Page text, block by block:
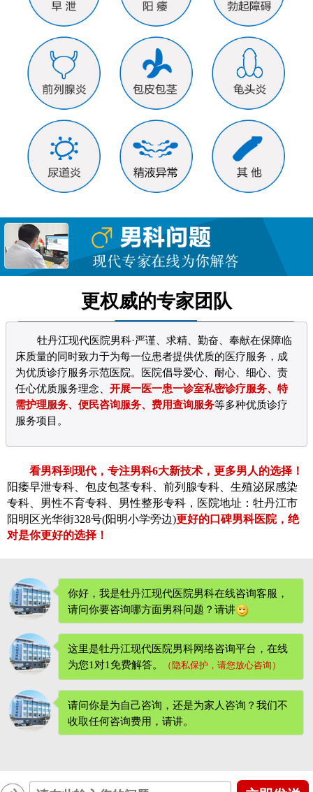
更权威的专家团队
牡丹江现代医院男科·严谨、求精、勤奋、奉献在保障临
床质量的同时致力于为每一位患者提供优质的医疗服务，成
为优质诊疗服务示范医院。医院倡导爱心、耐心、细心、责
任心优质服务理念、开展一医一患一诊室私密诊疗服务、特
需护理服务、便民咨询服务、费用查询服务等多种优质诊疗
服务项目。
看男科到现代，专注男科6大新技术，更多男人的选择！
阳痿早泄专科、包皮包茎专科、前列腺专科、生殖泌尿感染
专科、男性不育专科、男性整形专科，医院地址：牡丹江市
阳明区光华街328号(阳明小学旁边)更好的口碑男科医院，绝
对是你更好的选择！
你好，我是牡丹江现代医院男科在线咨询客服，
请问你要咨询哪方面男科问题？请讲
这里是牡丹江现代医院男科网络咨询平台，在线
为您1对1免费解答。
（隐私保护，请您放心咨询）
请问你是为自己咨询，还是为家人咨询？我们不
收取任何咨询费用 ，请讲。